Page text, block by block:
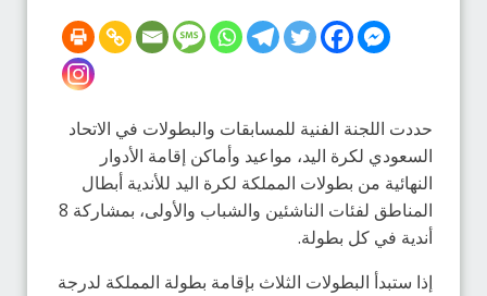
حددت اللجنة الفنية للمسابقات والبطولات في الاتحاد
السعودي لكرة اليد، مواعيد وأماكن إقامة الأدوار
النهائية من بطولات المملكة لكرة اليد للأندية أبطال
المناطق لفئات الناشئين والشباب والأولى، بمشاركة 8
أندية في كل بطولة.
إذا ستبدأ البطولات الثلاث بإقامة بطولة المملكة لدرجة